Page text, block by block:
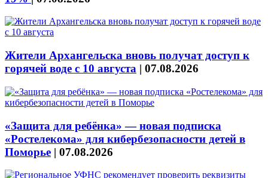
Жители Архангельска вновь получат доступ к
горячей воде с 10 августа | 07.08.2026
«Защита для ребёнка» — новая подписка
«Ростелекома» для кибербезопасности детей в
Поморье | 07.08.2026